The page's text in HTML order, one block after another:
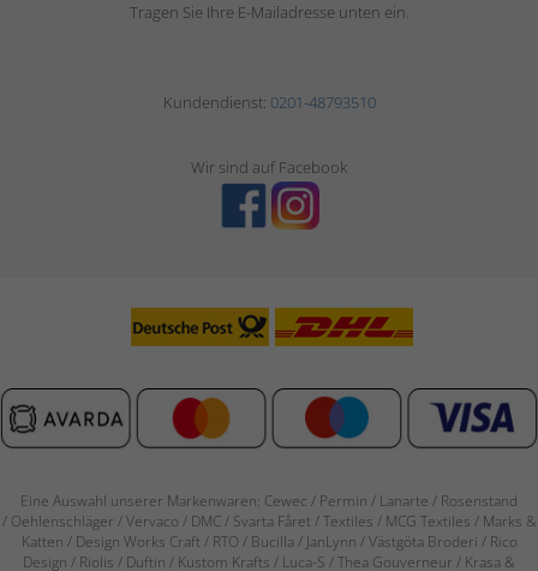
Tragen Sie Ihre E-Mailadresse unten ein.
Kundendienst: 0201-48793510
Wir sind auf Facebook
Eine Auswahl unserer Markenwaren: Cewec / Permin / Lanarte / Rosenstand
/ Oehlenschläger / Vervaco / DMC / Svarta Fåret / Textiles / MCG Textiles / Marks &
Katten / Design Works Craft / RTO / Bucilla / JanLynn / Västgöta Broderi / Rico
Design / Riolis / Duftin / Kustom Krafts / Luca-S / Thea Gouverneur / Krasa &